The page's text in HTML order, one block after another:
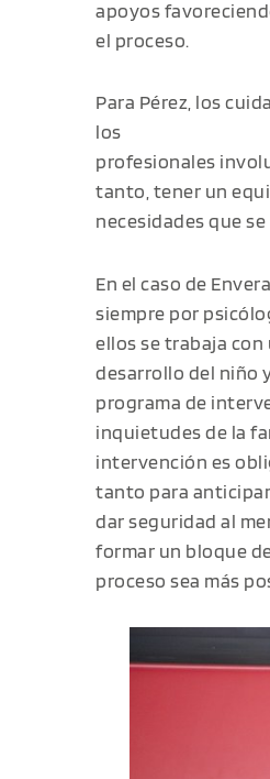
apoyos
el proceso.
Para Pérez, los
los
profesionales
tanto, tener un
necesidades que
En el caso de
siempre por
ellos se trabaja
desarrollo del niño
programa de
inquietudes de la
intervención es
tanto para
dar seguridad al
formar un bloque
proceso sea más